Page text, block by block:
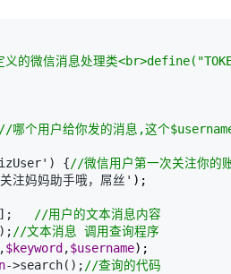
义的微信消息处理类
//哪个用户给你发的消息,这个
{//微信用户第一次关注你
注妈妈助手哦，屌丝' );
//用户的文本消息内容
//文本消息 调用查询程序
$keyword ,$username);
->search(); //查询的代码